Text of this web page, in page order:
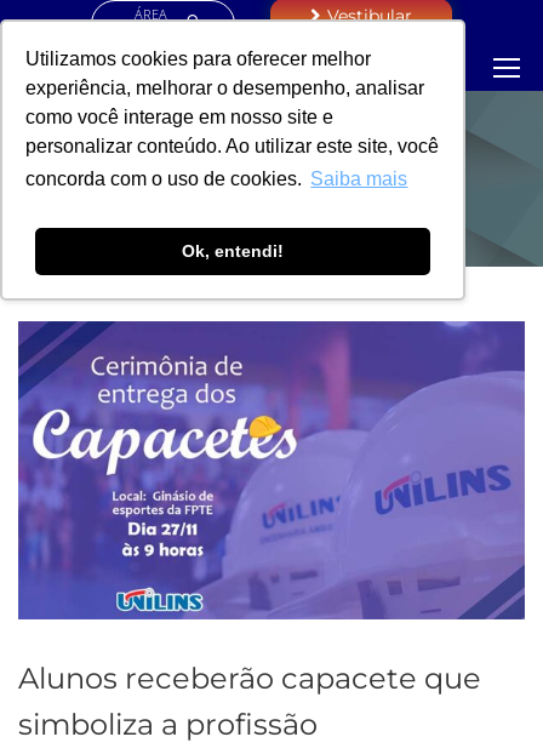
Utilizamos cookies para oferecer melhor
experiência, melhorar o desempenho, analisar
como você interage em nosso site e
personalizar conteúdo. Ao utilizar este site, você
concorda com o uso de cookies. Saiba mais
Ok, entendi!
ÁREA
Vestibular
NOTÍCIAS
Alunos receberão capacete que
simboliza a profissão